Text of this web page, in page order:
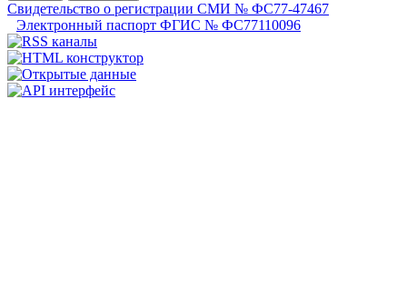
Свидетельство о регистрации СМИ № ФС77-47467
Электронный паспорт ФГИС № ФС77110096